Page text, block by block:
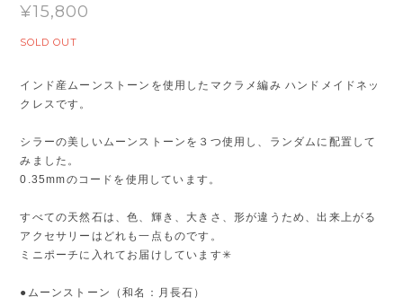
¥15,800
SOLD OUT
インド産ムーンストーンを使用したマクラメ編み ハンドメイドネッ
クレスです。
シラーの美しいムーンストーンを３つ使用し、ランダムに配置して
みました。
0.35mmのコードを使用しています。
すべての天然石は、色、輝き、大きさ、形が違うため、出来上がる
アクセサリーはどれも一点ものです。
ミニポーチに入れてお届けしています✳︎
●ムーンストーン（和名：月長石）